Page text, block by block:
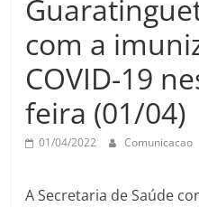
com a
COVID-19
feira (01/04)
01/04/2022 Comunicacao
A Secretaria de Saúde